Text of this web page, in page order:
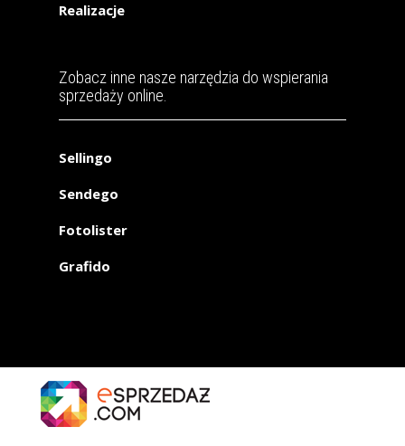
Realizacje
Zobacz inne nasze narzędzia do wspierania
sprzedaży online.
Sellingo
Sendego
Fotolister
Grafido